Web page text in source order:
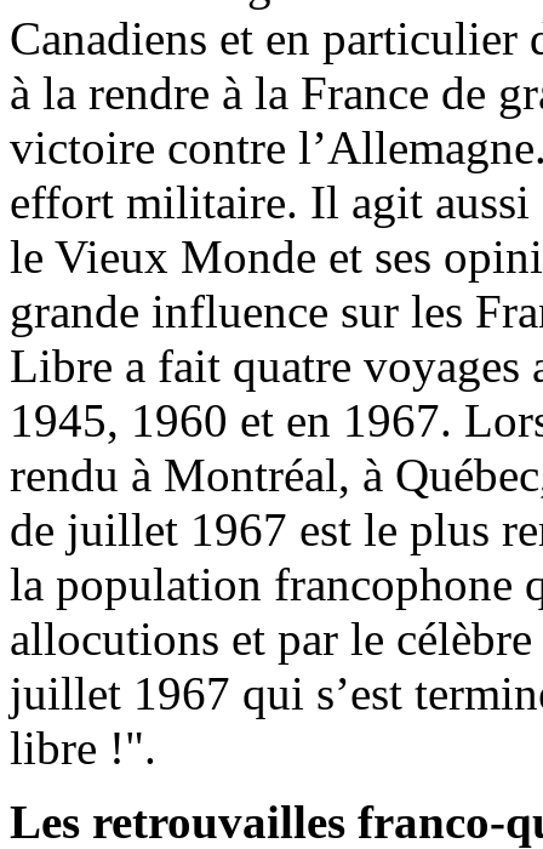
Canadiens et en particulier
à la rendre à la France de
victoire contre
effort militaire. Il agit aussi
le Vieux Monde et ses
grande influence sur les
Libre a fait quatre voyages
1945, 1960 et en 1967.
rendu à Montréal, à
de juillet 1967 est le plus
la population francophone
allocutions et par le
juillet 1967 qui s’est
libre !".
Les retrouvailles franco-